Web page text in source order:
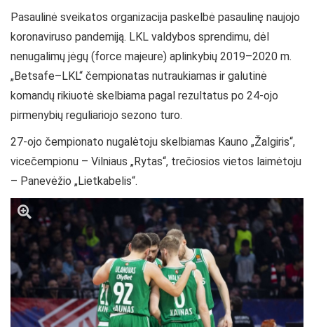
Pasaulinė sveikatos organizacija paskelbė pasaulinę naujojo
koronaviruso pandemiją. LKL valdybos sprendimu, dėl
nenugalimų jėgų (force majeure) aplinkybių 2019–2020 m.
„Betsafe–LKL“ čempionatas nutraukiamas ir galutinė
komandų rikiuotė skelbiama pagal rezultatus po 24-ojo
pirmenybių reguliariojo sezono turo.
27-ojo čempionato nugalėtoju skelbiamas Kauno „Žalgiris“,
vicečempionu – Vilniaus „Rytas“, trečiosios vietos laimėtoju
– Panevėžio „Lietkabelis“.